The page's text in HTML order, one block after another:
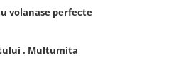
volanase perfecte
. Multumita